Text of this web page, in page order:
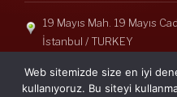
19 Mayıs Mah. 19 Mayıs
İstanbul / TURKEY
Telefon: +90(212) 240 33
Telefon: +90(212) 248 19
Web sitemizde size en iyi
kullanıyoruz. Bu siteyi